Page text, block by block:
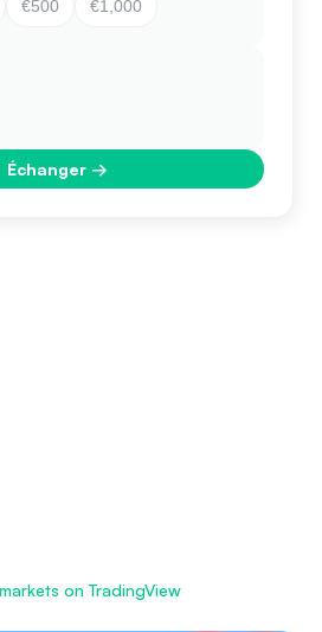
€500 €1,000
Échanger→
on TradingView